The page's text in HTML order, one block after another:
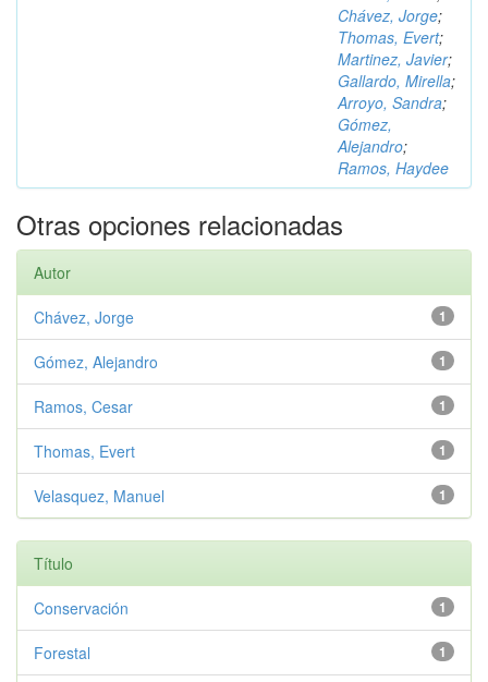
Chávez, Jorge;
Thomas, Evert;
Martinez, Javier;
Gallardo, Mirella;
Arroyo, Sandra;
Gómez,
Alejandro;
Ramos, Haydee
Otras opciones relacionadas
Autor
1
Chávez, Jorge
1
Gómez, Alejandro
1
Ramos, Cesar
1
Thomas, Evert
1
Velasquez, Manuel
Título
1
Conservación
1
Forestal